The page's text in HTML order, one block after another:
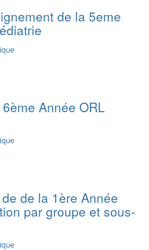
de la 5eme
Année ORL
de la 1ère Année
par groupe et sous-